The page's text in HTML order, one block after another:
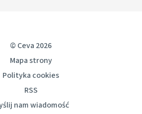
© Ceva 2026
Mapa strony
Polityka cookies
RSS
nam wiadomość